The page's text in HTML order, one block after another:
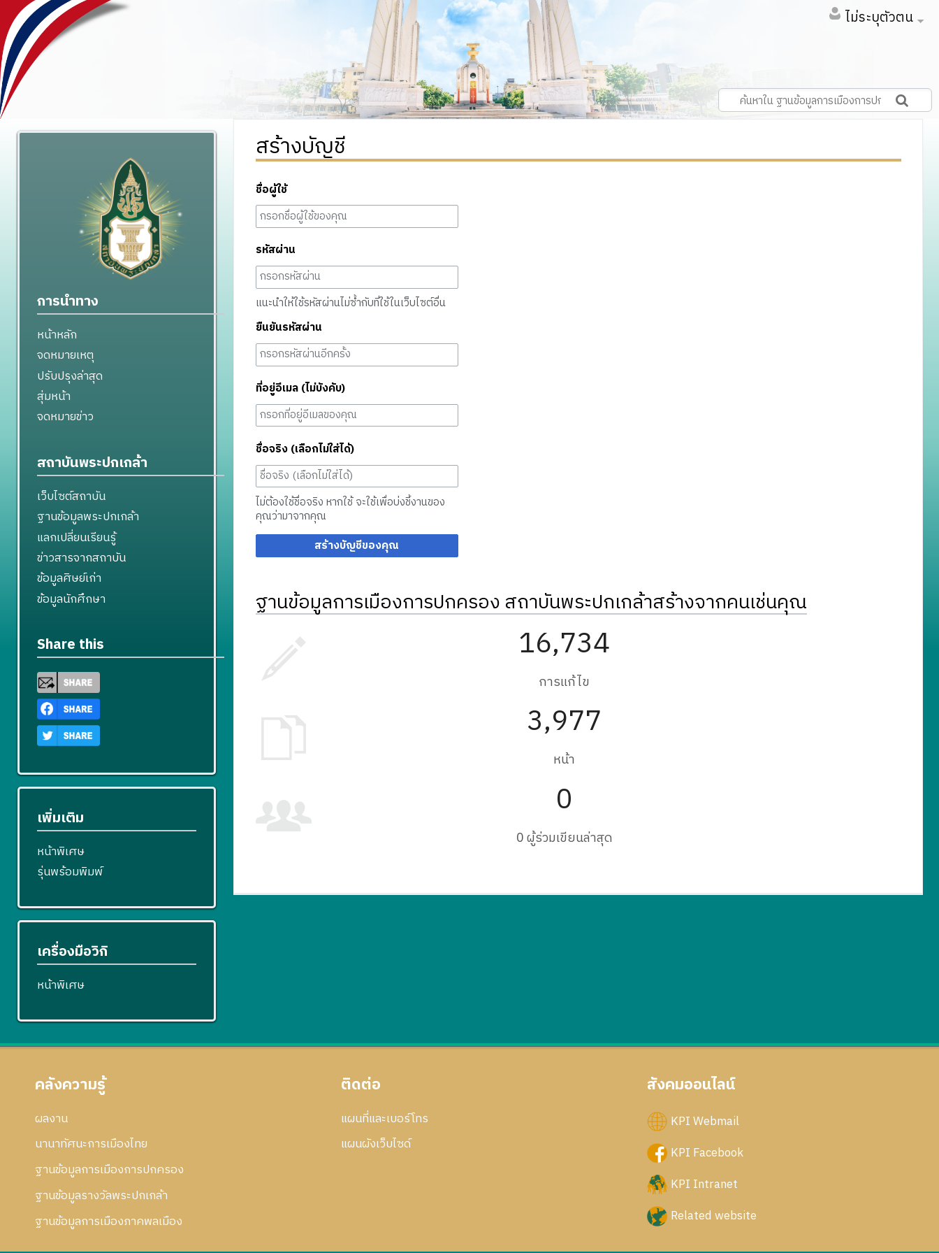
ไม่ระบุตัวตน
สร้างบัญชี
ชื่อผู้ใช้
รหัสผ่าน
แนะนำให้ใช้รหัสผ่านไม่ซ้ำกับที่ใช้ในเว็บไซต์อื่น
ยืนยันรหัสผ่าน
ที่อยู่อีเมล (ไม่บังคับ)
ชื่อจริง (เลือกไม่ใส่ได้)
ไม่ต้องใช้ชื่อจริง หากใช้ จะใช้เพื่อบ่งชี้งานของ
คุณว่ามาจากคุณ
สร้างบัญชีของคุณ
ฐานข้อมูลการเมืองการปกครอง สถาบันพระปกเกล้าสร้างจากคนเช่นคุณ
16,734
การแก้ไข
3,977
หน้า
0
0 ผู้ร่วมเขียนล่าสุด
การนำทาง
หน้าหลัก
จดหมายเหตุ
ปรับปรุงล่าสุด
สุ่มหน้า
จดหมายข่าว
สถาบันพระปกเกล้า
เว็บไซต์สถาบัน
ฐานข้อมูลพระปกเกล้า
แลกเปลี่ยนเรียนรู้
ข่าวสารจากสถาบัน
ข้อมูลศิษย์เก่า
ข้อมูลนักศึกษา
Share this
เพิ่มเติม
หน้าพิเศษ
รุ่นพร้อมพิมพ์
เครื่องมือวิกิ
หน้าพิเศษ
คลังความรู้
ผลงาน
นานาทัศนะการเมืองไทย
ฐานข้อมูลการเมืองการปกครอง
ฐานข้อมูลรางวัลพระปกเกล้า
ฐานข้อมูลการเมืองภาคพลเมือง
ติดต่อ
แผนที่และเบอร์โทร
แผนผังเว็บไซด์
สังคมออนไลน์
KPI Webmail
KPI Facebook
KPI Intranet
Related website